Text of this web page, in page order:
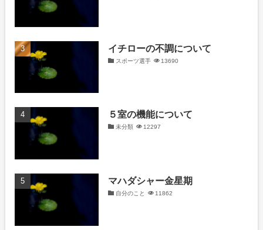
イチローの不調について
スポーツ選手 13690
５室の機能について
未分類 12297
マハダシャー金星期
自分のこと 11862